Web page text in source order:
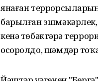
янаған
барылған
кенә төбәктәрҙә
осоролдо, шәмдәр